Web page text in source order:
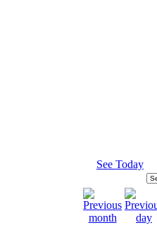
See Today